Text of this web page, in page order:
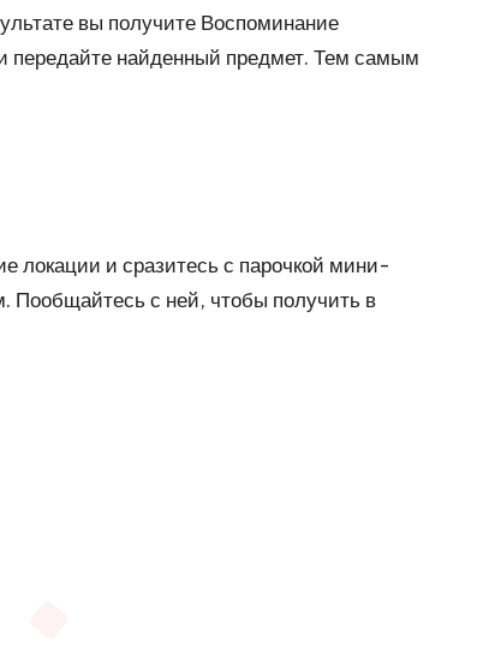
вы получите Воспоминание
передайте найденный предмет. Тем самым
локации и сразитесь с парочкой мини-
Пообщайтесь с ней, чтобы получить в